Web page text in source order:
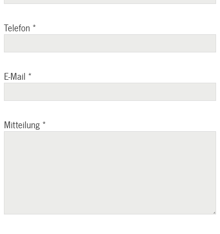
Telefon *
E-Mail *
Mitteilung *